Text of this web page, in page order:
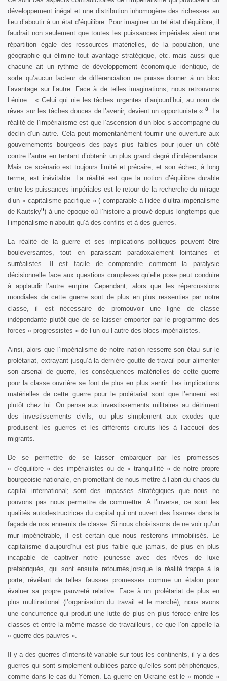
développement inégal et une distribution inhomogène des richesses au
lieu d’aboutir à un état d’équilibre. Pour imaginer un tel état d’équilibre, il
faudrait non seulement que toutes les puissances impériales aient une
répartition égale des ressources matérielles, de la population, une
géographie qui élimine tout avantage stratégique, etc. mais aussi que
chacune ait un rythme de développement économique identique, de
sorte qu’aucun facteur de différenciation ne puisse donner à un bloc
l’avantage sur l’autre. Face à de telles imaginations, nous retrouvons
Lénine : « Celui qui nie les tâches urgentes d’aujourd’hui, au nom de
rêves sur les tâches douces de l’avenir, devient un opportuniste « 8. La
réalité de l’impérialisme est que l’ascension d’un bloc s’accompagne du
déclin d’un autre. Cela peut momentanément fournir une ouverture aux
gouvernements bourgeois des pays plus faibles pour jouer un côté
contre l’autre en tentant d’obtenir un plus grand degré d’indépendance.
Mais ce scénario est toujours limité et précaire, et son échec, à long
terme, est inévitable. La réalité est que la notion d’équilibre durable
entre les puissances impériales est le retour de la recherche du mirage
d’un « capitalisme pacifique » ( comparable à l’idée d’ultra-impérialisme
de Kautsky9) à une époque où l’histoire a prouvé depuis longtemps que
l’impérialisme n’aboutit qu’à des conflits et à des guerres.
La réalité de la guerre et ses implications politiques peuvent être
bouleversantes, tout en paraissant paradoxalement lointaines et
surréalistes. Il est facile de comprendre comment la paralysie
décisionnelle face aux questions complexes qu’elle pose peut conduire
à applaudir l’autre empire. Cependant, alors que les répercussions
mondiales de cette guerre sont de plus en plus ressenties par notre
classe, il est nécessaire de promouvoir une ligne de classe
indépendante plutôt que de se laisser emporter par le programme des
forces « progressistes » de l’un ou l’autre des blocs impérialistes.
Ainsi, alors que l’impérialisme de notre nation resserre son étau sur le
prolétariat, extrayant jusqu’à la dernière goutte de travail pour alimenter
son arsenal de guerre, les conséquences matérielles de cette guerre
pour la classe ouvrière se font de plus en plus sentir. Les implications
matérielles de cette guerre pour le prolétariat sont que l’ennemi est
plutôt chez lui. On pense aux investissements militaires au détriment
des investissements civils, ou plus simplement aux exodes que
produisent les guerres et les différents circuits liés à l’accueil des
migrants.
De se permettre de se laisser embarquer par les promesses
« d’équilibre » des impérialistes ou de « tranquillité » de notre propre
bourgeoisie nationale, en promettant de nous mettre à l’abri du chaos du
capital international; sont des impasses stratégiques que nous ne
pouvons pas nous permettre de commettre. A l’inverse, ce sont les
qualités autodestructrices du capital qui ont ouvert des fissures dans la
façade de nos ennemis de classe. Si nous choisissons de ne voir qu’un
mur impénétrable, il est certain que nous resterons immobilisés. Le
capitalisme d’aujourd’hui est plus faible que jamais, de plus en plus
incapable de captiver notre jeunesse avec des rêves de luxe
prefabriqués, qui sont ensuite retournés,lorsque la réalité frappe à la
porte, révélant de telles fausses promesses comme un étalon pour
évaluer sa propre pauvreté relative. Face à un prolétariat de plus en
plus multinational (l’organisation du travail et le marché), nous avons
une concurrence qui produit une lutte de plus en plus féroce entre les
classes et entre la même masse de travailleurs, ce que l’on appelle la
« guerre des pauvres ».
Il y a des guerres d’intensité variable sur tous les continents, il y a des
guerres qui sont simplement oubliées parce qu’elles sont périphériques,
comme dans le cas du Yémen. La guerre en Ukraine est le « monde »